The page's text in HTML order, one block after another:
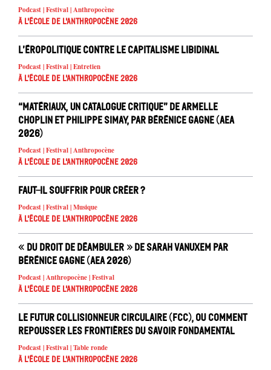
Podcast | Festival | Anthropocène
À l'école de l'Anthropocène 2026
L’éropolitique contre le capitalisme libidinal
Podcast | Festival | Entretien
À l'école de l'Anthropocène 2026
“Matériaux, un catalogue critique” de Armelle
Choplin et Philippe Simay, par Bérénice Gagne (AEA
2026)
Podcast | Festival | Anthropocène
À l'école de l'Anthropocène 2026
Faut-il souffrir pour créer ?
Podcast | Festival | Musique
À l'école de l'Anthropocène 2026
« Du droit de déambuler » de Sarah Vanuxem par
Bérénice Gagne (AEA 2026)
Podcast | Anthropocène | Festival
À l'école de l'Anthropocène 2026
Le Futur Collisionneur Circulaire (FCC), ou comment
repousser les frontières du savoir fondamental
Podcast | Festival | Table ronde
À l'école de l'Anthropocène 2026